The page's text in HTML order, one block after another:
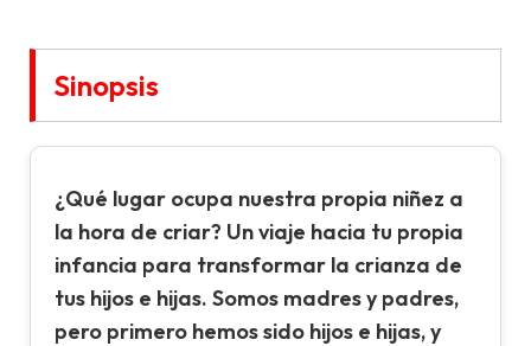
Sinopsis
¿Qué lugar ocupa nuestra propia niñez a
la hora de criar? Un viaje hacia tu propia
infancia para transformar la crianza de
tus hijos e hijas. Somos madres y padres,
pero primero hemos sido hijos e hijas, y